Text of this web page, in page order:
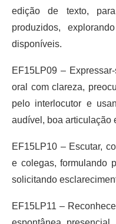
edição de texto,
produzidos,
disponíveis.
EF15LP09 –
oral com clareza,
pelo interlocutor e
audível, boa articulação
EF15LP10 – Escutar,
e colegas, formulando
solicitando
EF15LP11 –